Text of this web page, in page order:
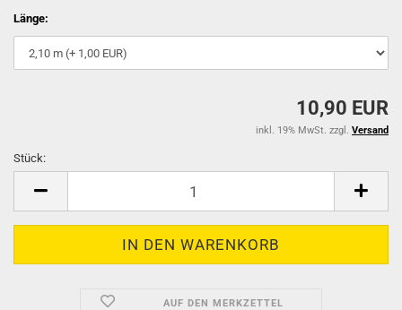
Länge:
10,90 EUR
inkl. 19% MwSt. zzgl. Versand
Stück:
AUF DEN MERKZETTEL